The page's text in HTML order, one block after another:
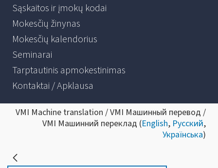
Sąskaitos ir įmokų kodai
Mokesčių žinynas
Mokesčių kalendorius
Seminarai
Tarptautinis apmokestinimas
Kontaktai / Apklausa
VMI Machine translation / VMI Машинный перевод /
VMI Машинний переклад (English, Русский,
Українська)